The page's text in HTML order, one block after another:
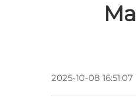
2025-10-08 16:51:07